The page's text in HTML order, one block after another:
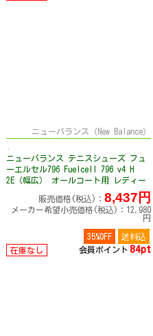
ニューバランス（New Balance）
ニューバランス テニスシューズ フュ
ーエルセル796 Fuelcell 796 v4 H
2E（幅広） オールコート用 レディー
販売価格(税込)： 8,437円
メーカー希望小売価格(税込)：12,980
円
35%OFF
送料込
在庫なし
会員ポイント 84pt